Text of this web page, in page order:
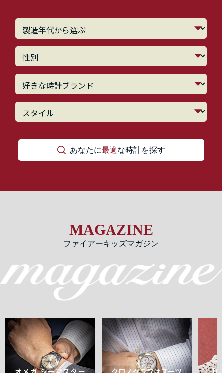
あなたに最適な時計を探す
MAGAZINE
ファイアーキッズマガジン
オメガ シーマスター クロノグラフはスーツ 【